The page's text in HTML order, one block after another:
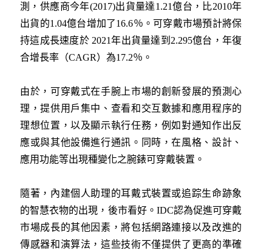
測，供應商今年(2017)出貨量達1.21億台，比2010年
出貨的1.04億台增加了16.6％。可穿戴市場預計將保
持這成長速度於 2021年出貨量達到2.295億台，年復
合增長率（CAGR）為17.2％。
由於，可穿戴式在手腕上市場的創新發展的預測心
理，提供用戶集中、查看和交互數據和應用程序的
理想位置，以及顯示執行任務，例如對通知作出反
應或與其他設備進行通訊。同時，在風格、設計、
應用功能等出現種變化之腕錶可穿戴裝置。
隨著，內建個人助理的耳戴式裝置或追踪生命跡象
的智慧衣物的出現，後市看好。IDC認為促進可穿戴
市場成長的其他因素，將包括網路連接以及改進的
傳感器和演算法，這些技術不僅提供了更高的準確